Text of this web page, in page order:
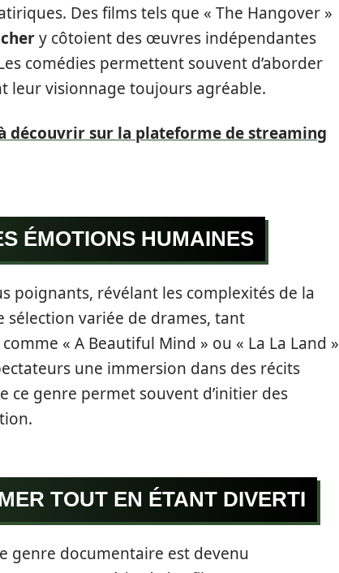
Des films tels que « The Hangover »
y côtoient des œuvres indépendantes
comédies permettent souvent d’aborder
leur visionnage toujours agréable.
découvrir sur la plateforme de streaming
ÉMOTIONS HUMAINES
poignants, révélant les complexités de la
variée de drames, tant
« A Beautiful Mind » ou « La La Land »
une immersion dans des récits
genre permet souvent d’initier des
TOUT EN ÉTANT DIVERTI
genre documentaire est devenu